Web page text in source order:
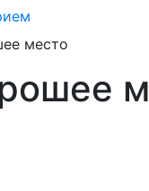
место